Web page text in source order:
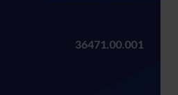
36471.00.001